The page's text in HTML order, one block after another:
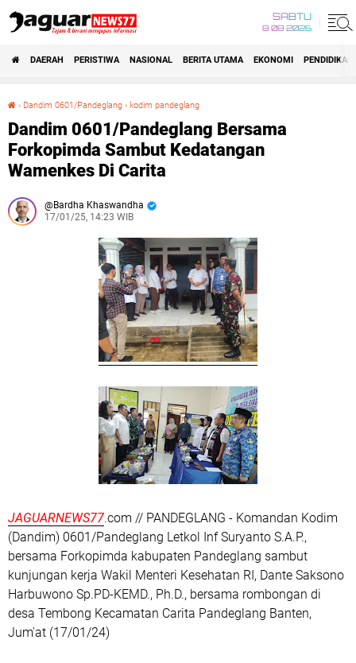
SABTU
8 08 2026
DAERAH PERISTIWA NASIONAL BERITA UTAMA EKONOMI PENDIDIKAN
› Dandim 0601/Pandeglang › kodim pandeglang
Dandim 0601/Pandeglang Bersama
Forkopimda Sambut Kedatangan
Wamenkes Di Carita
Bardha Khaswandha
17/01/25, 14:23 WIB
JAGUARNEWS77.com // PANDEGLANG - Komandan Kodim
(Dandim) 0601/Pandeglang Letkol Inf Suryanto S.A.P.,
bersama Forkopimda kabupaten Pandeglang sambut
kunjungan kerja Wakil Menteri Kesehatan RI, Dante Saksono
Harbuwono Sp.PD-KEMD., Ph.D., bersama rombongan di
desa Tembong Kecamatan Carita Pandeglang Banten,
Jum'at (17/01/24)